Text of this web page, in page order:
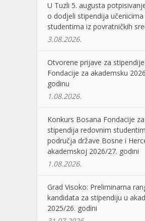
U Tuzli 5. augusta
o dodjeli stipendija učenicima
studentima iz povratničkih
3.08.2026.
Otvorene prijave za
Fondacije za akademsku
godinu
1.08.2026.
Konkurs Bosana Fondacije
stipendija redovnim
područja države Bosne i
akademskoj 2026/27. godini
1.08.2026.
Grad Visoko: Preliminarna
kandidata za stipendiju u
2025/26. godini